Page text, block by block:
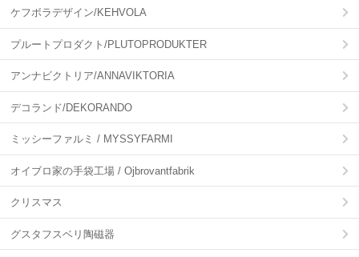
ケフボラデザイン/KEHVOLA
プルートプロダクト/PLUTOPRODUKTER
アンナビクトリア/ANNAVIKTORIA
デコランド/DEKORANDO
ミッシーファルミ / MYSSYFARMI
オイブロ家の手袋工場 / Ojbrovantfabrik
クリスマス
グスタフスベリ陶磁器